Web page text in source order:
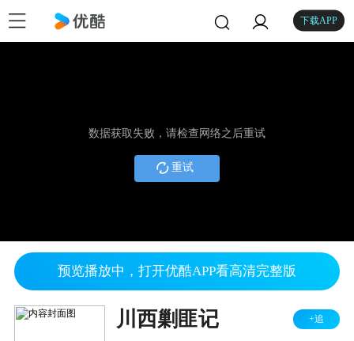
下载APP
数据获取失败，请检查网络之后重试
重试
预览播放中，打开优酷APP看高清完整版
川西剿匪记 +追